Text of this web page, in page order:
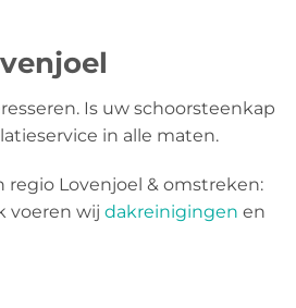
Is uw schoorsteenkap
in alle maten.
regio Lovenjoel & omstreken:
voeren wij dakreinigingen en